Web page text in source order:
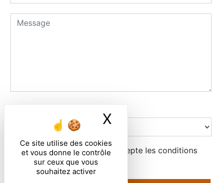
Ce site utilise des cookies
et vous donne le contrôle
sur ceux que vous
souhaitez activer
X Masquer le
En cochant cette case, j'accepte les conditions
particulières ci-dessous **